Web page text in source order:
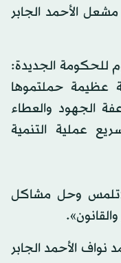
الأحمد الجابر
للحكومة الجديدة:
عظيمة حملتموها
الجهود والعطاء
عملية التنمية
«تلمس وحل مشاكل
نواف الأحمد الجابر